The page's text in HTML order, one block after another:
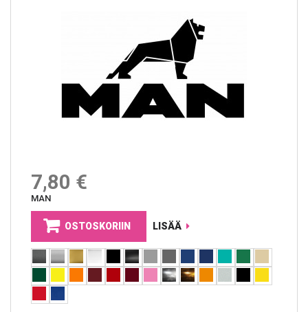
7,80 €
MAN
OSTOSKORIIN LISÄÄ